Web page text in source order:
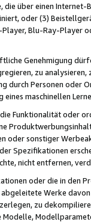
über einen
oder (3)
Blu-Ray-Player
Genehmigung
zu
durch Personen
maschinellen
Funktionalität oder
oder sonstiger
Spezifikationen
nicht entfernen,
oder die in
Werke
zu